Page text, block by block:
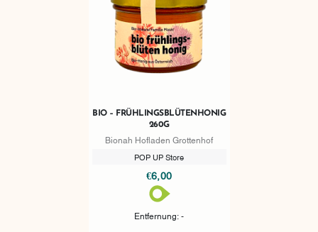
BIO – FRÜHLINGSBLÜTENHONIG
260G
Bionah Hofladen Grottenhof
POP UP Store
€6,00
Entfernung: -